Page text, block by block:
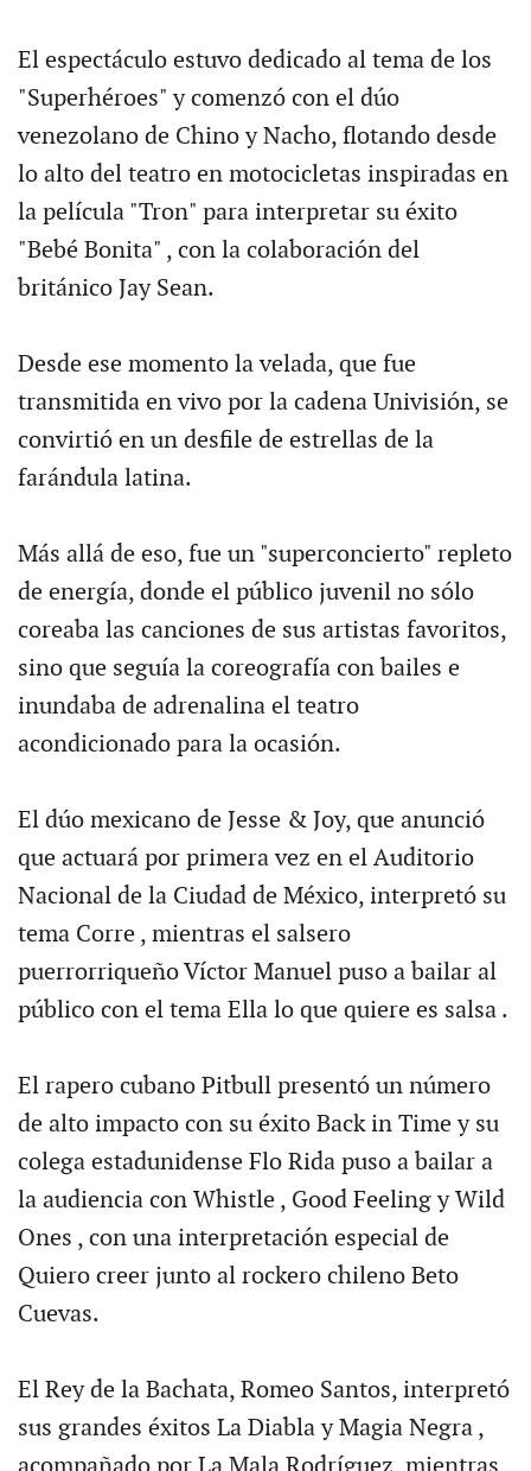
El espectáculo estuvo dedicado al tema de los
"Superhéroes" y comenzó con el dúo
venezolano de Chino y Nacho, flotando desde
lo alto del teatro en motocicletas inspiradas en
la película "Tron" para interpretar su éxito
"Bebé Bonita" , con la colaboración del
británico Jay Sean.
Desde ese momento la velada, que fue
transmitida en vivo por la cadena Univisión, se
convirtió en un desfile de estrellas de la
farándula latina.
Más allá de eso, fue un "superconcierto" repleto
de energía, donde el público juvenil no sólo
coreaba las canciones de sus artistas favoritos,
sino que seguía la coreografía con bailes e
inundaba de adrenalina el teatro
acondicionado para la ocasión.
El dúo mexicano de Jesse & Joy, que anunció
que actuará por primera vez en el Auditorio
Nacional de la Ciudad de México, interpretó su
tema Corre , mientras el salsero
puerrorriqueño Víctor Manuel puso a bailar al
público con el tema Ella lo que quiere es salsa .
El rapero cubano Pitbull presentó un número
de alto impacto con su éxito Back in Time y su
colega estadunidense Flo Rida puso a bailar a
la audiencia con Whistle , Good Feeling y Wild
Ones , con una interpretación especial de
Quiero creer junto al rockero chileno Beto
Cuevas.
El Rey de la Bachata, Romeo Santos, interpretó
sus grandes éxitos La Diabla y Magia Negra ,